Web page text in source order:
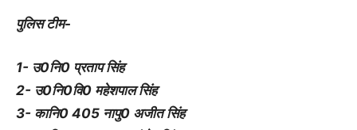
पुलिस टीम-
1- उ0नि0 प्रताप सिंह
2- उ0नि0वि0 महेशपाल सिंह
3- कानि0 405 नापु0 अजीत सिंह